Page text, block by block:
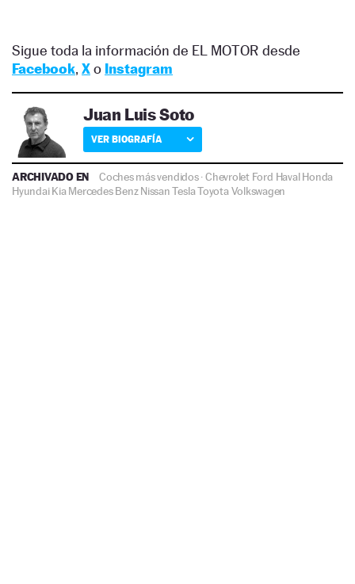
Sigue toda la información de EL MOTOR desde
Facebook, Xo Instagram
Juan Luis Soto
VER BIOGRAFÍA
ARCHIVADO EN Coches más vendidos·Chevrolet Ford Haval Honda
Hyundai Kia Mercedes Benz Nissan TeslaToyota Volkswagen